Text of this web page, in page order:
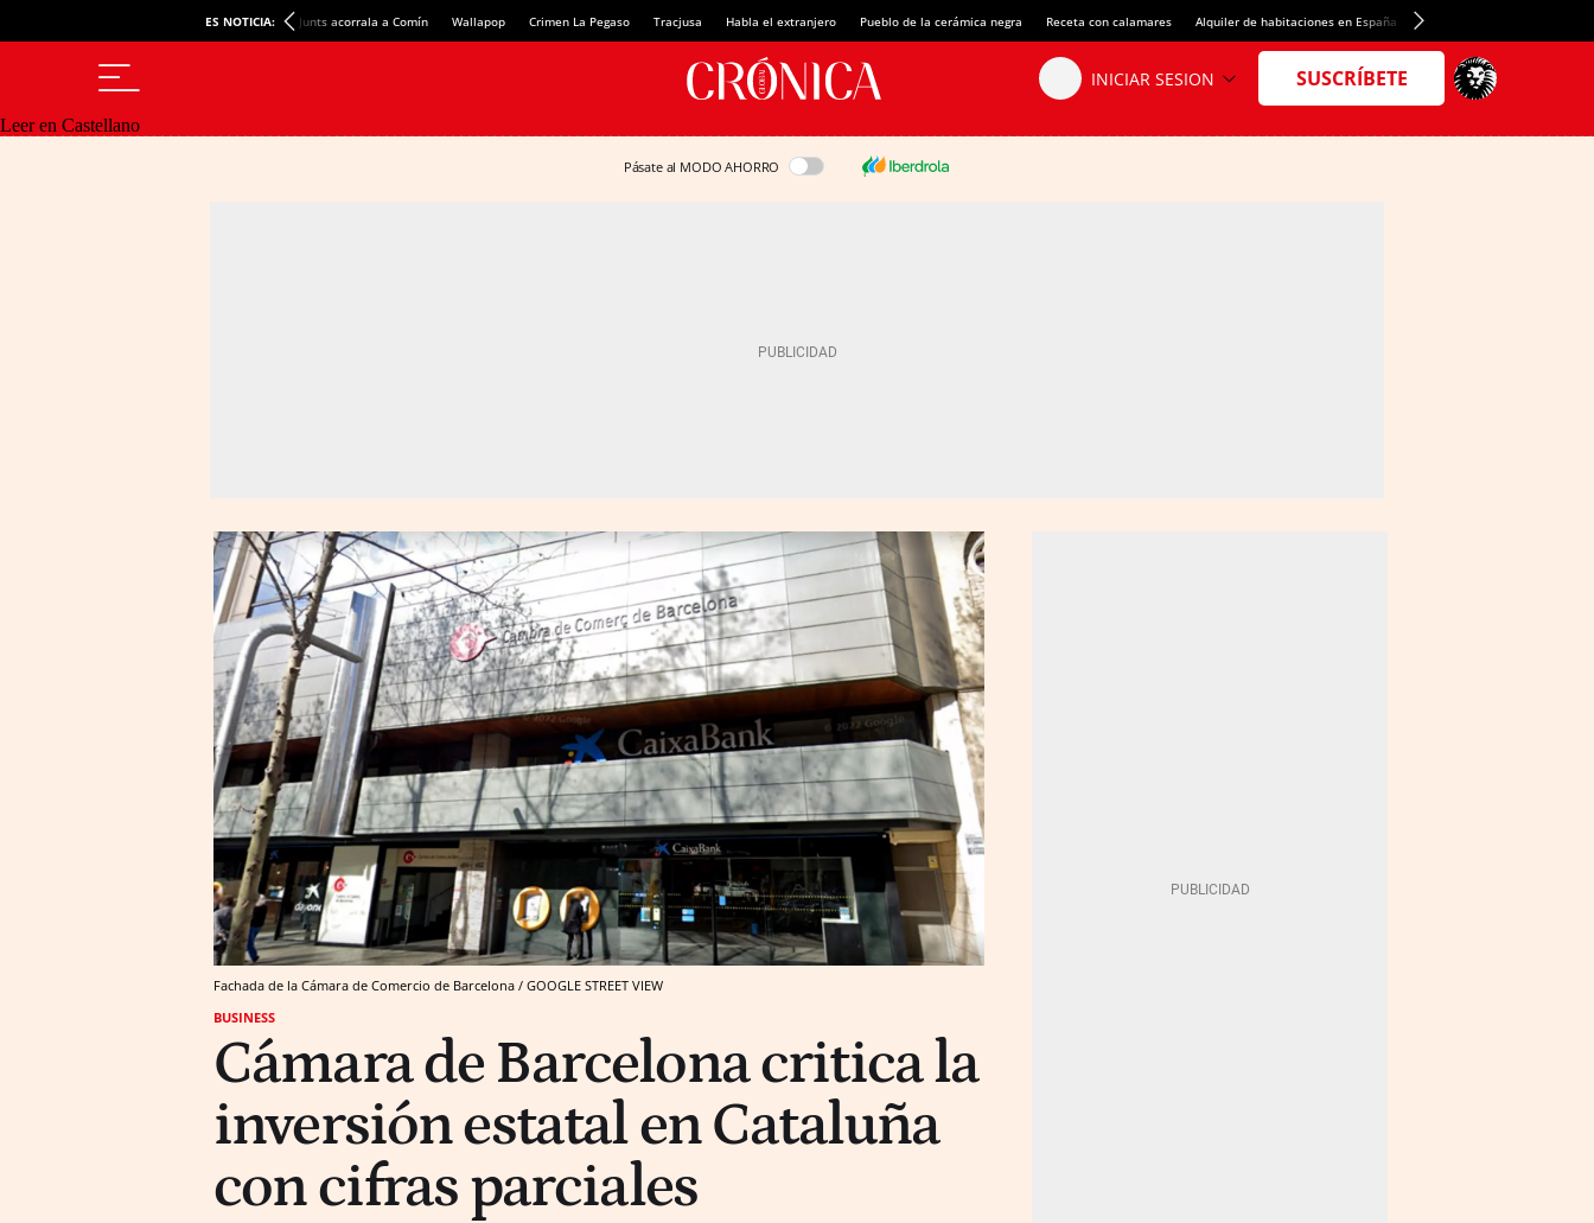
ES NOTICIA: Junts acorrala a Comín Wallapop Crimen La Pegaso Tracjusa Habla el extranjero Pueblo de la cerámica negra Receta con calamares Alquiler de habitaciones en España Crédito del Spotify Camp Nou
Leer en Castellano
Pásate al MODO AHORRO
Fachada de la Cámara de Comercio de Barcelona / GOOGLE STREET VIEW
BUSINESS
Cámara de Barcelona critica la
inversión estatal en Cataluña
con cifras parciales